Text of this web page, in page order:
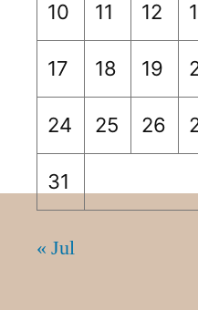
10 11 12
17 18 19
24 25 26
31
« Jul